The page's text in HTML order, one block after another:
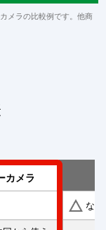
メラの比較例です。他商
カメラ
なし